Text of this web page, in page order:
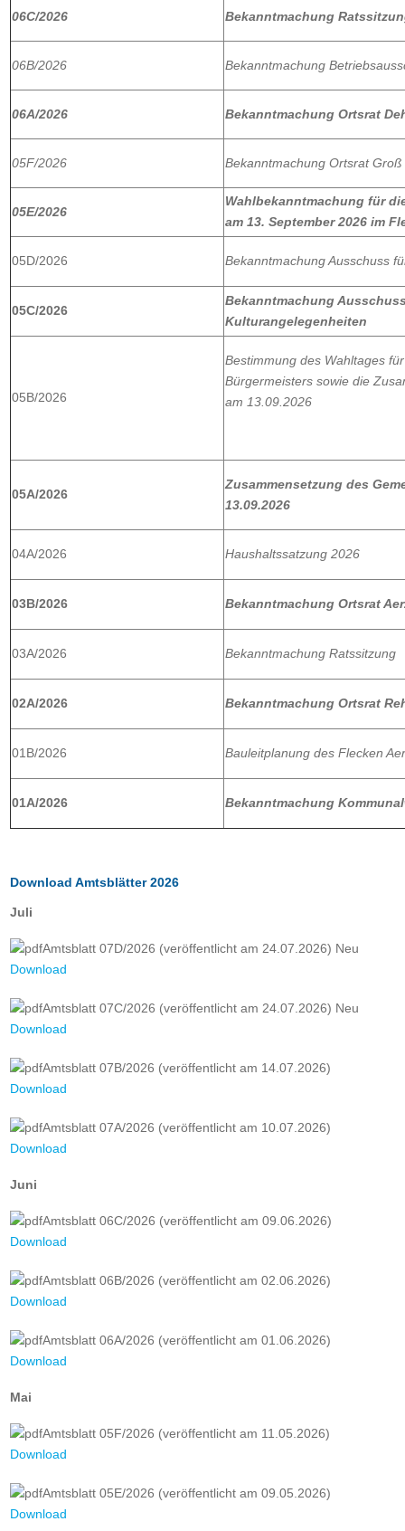
06C/2026 Bekanntmachung
06B/2026 Bekanntmachung
06A/2026 Bekanntmachung Ortsrat
05F/2026 Bekanntmachung Ortsrat Groß
05E/2026
Wahlbekanntmachung für
am 13. September 2026 im
05D/2026 Bekanntmachung Ausschuss
05C/2026
Bekanntmachung
Kulturangelegenheiten
05B/2026
Bestimmung des Wahltages
Bürgermeisters sowie die
am 13.09.2026
05A/2026
Zusammensetzung des
13.09.2026
04A/2026 Haushaltssatzung 2026
03B/2026 Bekanntmachung Ortsrat
03A/2026 Bekanntmachung Ratssitzung
02A/2026 Bekanntmachung Ortsrat
01B/2026 Bauleitplanung des Flecken
01A/2026 Bekanntmachung
Download Amtsblätter 2026
Juli
Amtsblatt 07D/2026 (veröffentlicht am 24.07.2026) Neu
Download
Amtsblatt 07C/2026 (veröffentlicht am 24.07.2026) Neu
Download
Amtsblatt 07B/2026 (veröffentlicht am 14.07.2026)
Download
Amtsblatt 07A/2026 (veröffentlicht am 10.07.2026)
Download
Juni
Amtsblatt 06C/2026 (veröffentlicht am 09.06.2026)
Download
Amtsblatt 06B/2026 (veröffentlicht am 02.06.2026)
Download
Amtsblatt 06A/2026 (veröffentlicht am 01.06.2026)
Download
Mai
Amtsblatt 05F/2026 (veröffentlicht am 11.05.2026)
Download
Amtsblatt 05E/2026 (veröffentlicht am 09.05.2026)
Download